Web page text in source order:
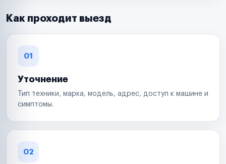
Как проходит выезд
01
Уточнение
Тип техники, марка, модель, адрес, доступ к машине и
симптомы.
02